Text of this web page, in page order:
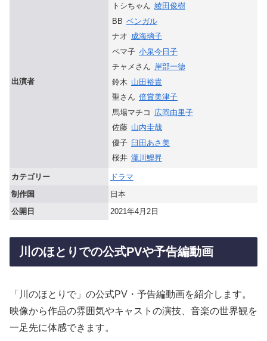
出演者
トシちゃん 綾田俊樹
BB ベンガル
ナオ 成海璃子
ペマ子 小泉今日子
チャメさん 岸部一徳
鈴木 山田裕貴
聖さん 倍賞美津子
馬場マチコ 広岡由里子
佐藤 山内圭哉
優子 臼田あさ美
桜井 瀧川鯉昇
カテゴリー
ドラマ
制作国
日本
公開日
2021年4月2日
川のほとりでの公式PVや予告編動画
「川のほとりで」の公式PV・予告編動画を紹介します。
映像から作品の雰囲気やキャストの演技、音楽の世界観を
一足先に体感できます。